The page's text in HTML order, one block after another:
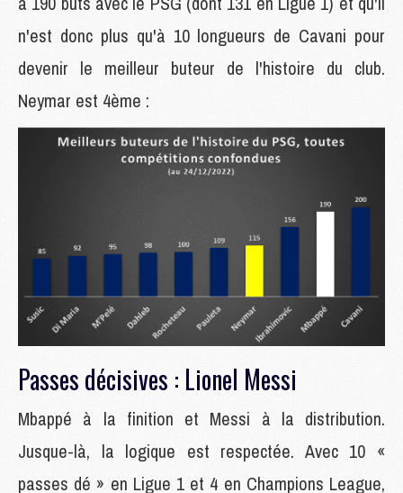
n'est donc plus qu'à 10 longueurs de Cavani pour
devenir le meilleur buteur de l'histoire du club.
Neymar est 4ème :
Passes décisives : Lionel Messi
Mbappé à la finition et Messi à la distribution.
Jusque-là, la logique est respectée. Avec 10 «
passes dé » en Ligue 1 et 4 en Champions League,